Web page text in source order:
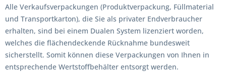
Alle Verkaufsverpackungen (Produktverpackung, Füllmaterial
und Transportkarton), die Sie als privater Endverbraucher
erhalten, sind bei einem Dualen System lizenziert worden,
welches die flächendeckende Rücknahme bundesweit
sicherstellt. Somit können diese Verpackungen von Ihnen in
entsprechende Wertstoffbehälter entsorgt werden.